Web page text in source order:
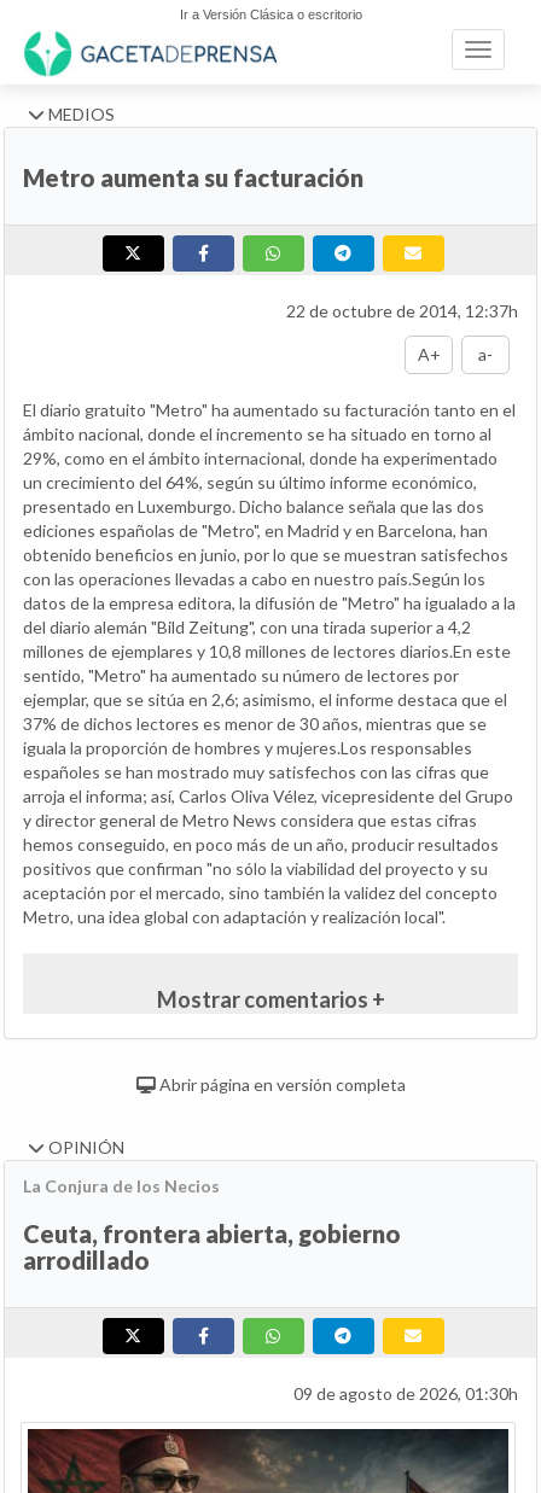
Ir a Versión Clásica o escritorio
Toggle
MEDIOS
Metro aumenta su facturación
22 de octubre de 2014, 12:37h
A+ a-
El diario gratuito "Metro" ha aumentado su facturación tanto en el
ámbito nacional, donde el incremento se ha situado en torno al
29%, como en el ámbito internacional, donde ha experimentado
un crecimiento del 64%, según su último informe económico,
presentado en Luxemburgo. Dicho balance señala que las dos
ediciones españolas de "Metro", en Madrid y en Barcelona, han
obtenido beneficios en junio, por lo que se muestran satisfechos
con las operaciones llevadas a cabo en nuestro país.Según los
datos de la empresa editora, la difusión de "Metro" ha igualado a la
del diario alemán "Bild Zeitung", con una tirada superior a 4,2
millones de ejemplares y 10,8 millones de lectores diarios.En este
sentido, "Metro" ha aumentado su número de lectores por
ejemplar, que se sitúa en 2,6; asimismo, el informe destaca que el
37% de dichos lectores es menor de 30 años, mientras que se
iguala la proporción de hombres y mujeres.Los responsables
españoles se han mostrado muy satisfechos con las cifras que
arroja el informa; así, Carlos Oliva Vélez, vicepresidente del Grupo
y director general de Metro News considera que estas cifras
hemos conseguido, en poco más de un año, producir resultados
positivos que confirman "no sólo la viabilidad del proyecto y su
aceptación por el mercado, sino también la validez del concepto
Metro, una idea global con adaptación y realización local".
Mostrar comentarios +
Abrir página en versión completa
OPINIÓN
La Conjura de los Necios
Ceuta, frontera abierta, gobierno
arrodillado
09 de agosto de 2026, 01:30h